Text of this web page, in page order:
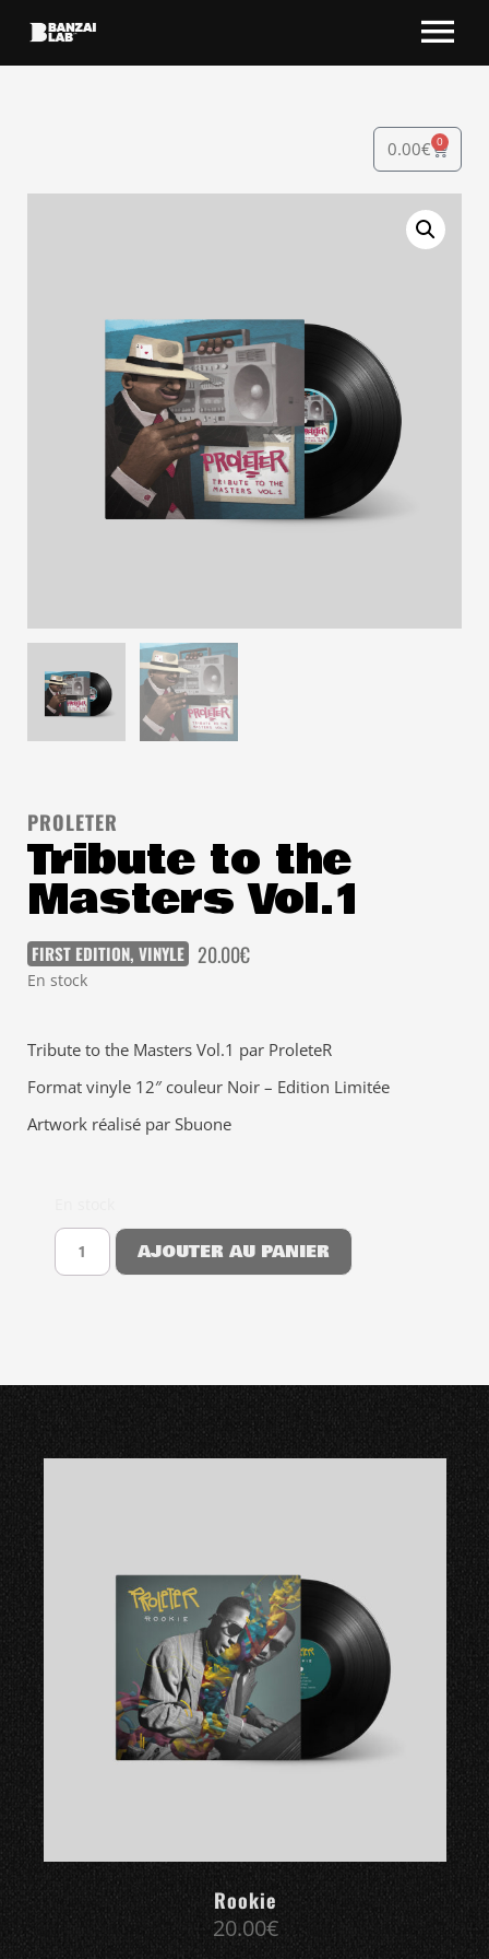
0.00€ 0
PROLETER
Tribute to the
Masters Vol.1
FIRST EDITION, VINYLE 20.00€
En stock
Tribute to the Masters Vol.1 par ProleteR
Format vinyle 12″ couleur Noir – Edition Limitée
Artwork réalisé par Sbuone
AJOUTER AU PANIER
Rookie
20.00€